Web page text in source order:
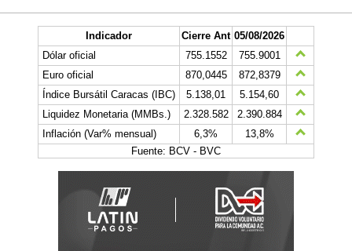
Indicador Cierre Ant 05/08/2026
Dólar oficial
755.1552
755.9001
Euro oficial
870,0445
872,8379
Índice Bursátil Caracas (IBC)
5.138,01
5.154,60
Liquidez Monetaria (MMBs.)
2.328.582
2.390.884
Inflación (Var% mensual)
6,3%
13,8%
Fuente: BCV - BVC